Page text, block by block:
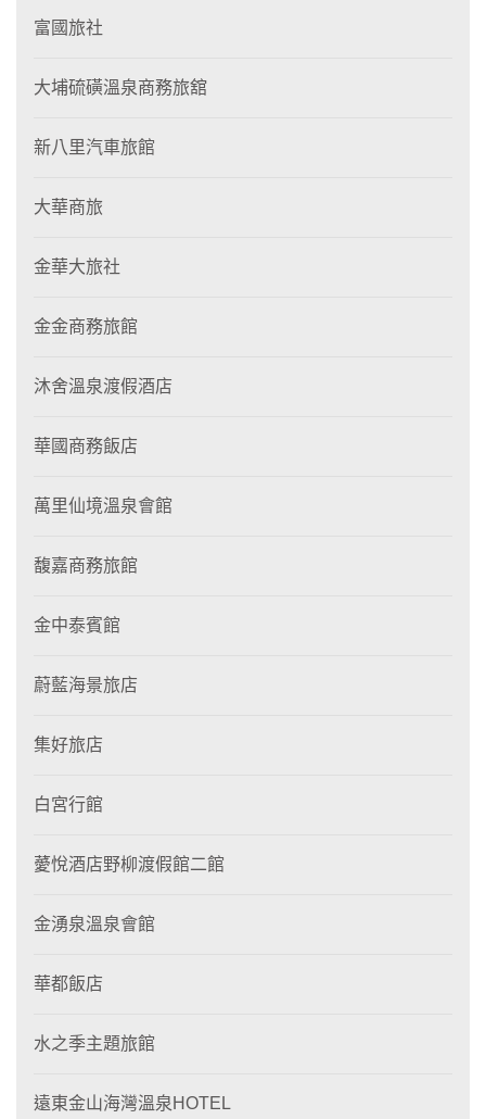
富國旅社
大埔硫磺溫泉商務旅舘
新八里汽車旅館
大華商旅
金華大旅社
金金商務旅館
沐舍溫泉渡假酒店
華國商務飯店
萬里仙境溫泉會館
馥嘉商務旅館
金中泰賓館
蔚藍海景旅店
集好旅店
白宮行館
薆悅酒店野柳渡假館二館
金湧泉溫泉會館
華都飯店
水之季主題旅館
遠東金山海灣溫泉HOTEL